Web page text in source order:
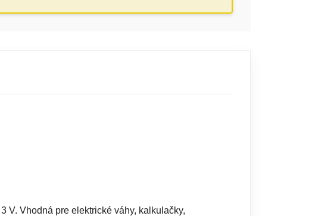
V. Vhodná pre elektrické váhy, kalkulačky,